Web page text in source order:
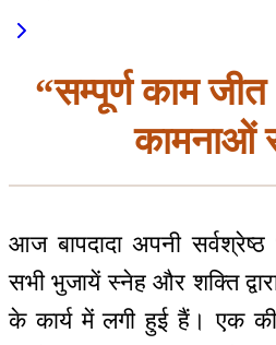
“सम्पूर्ण काम
कामनाओं
आज बापदादा अपनी
सभी भुजायें स्नेह और शक्ति
के कार्य में लगी हुई हैं। एक